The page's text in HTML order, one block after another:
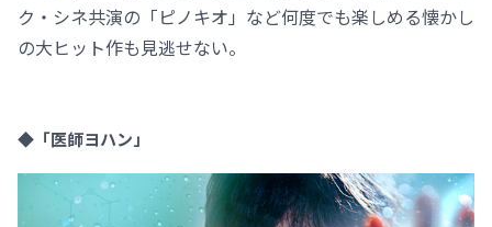
ク・シネ共演の「ピノキオ」など何度でも楽しめる懐かし
の大ヒット作も見逃せない。
◆「医師ヨハン」